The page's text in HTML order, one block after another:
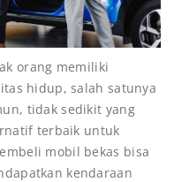
hidup, salah satunya
tidak sedikit yang
terbaik untuk
mobil bekas bisa
kendaraan